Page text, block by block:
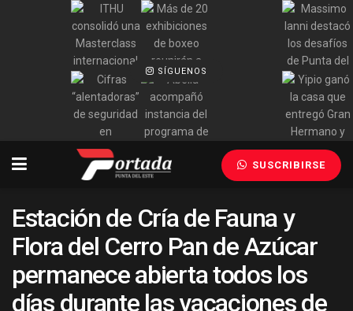
SÍGUENOS
SUSCRIBIRSE
Estación de Cría de Fauna y
Flora del Cerro Pan de Azúcar
permanece abierta todos los
días durante las vacaciones de